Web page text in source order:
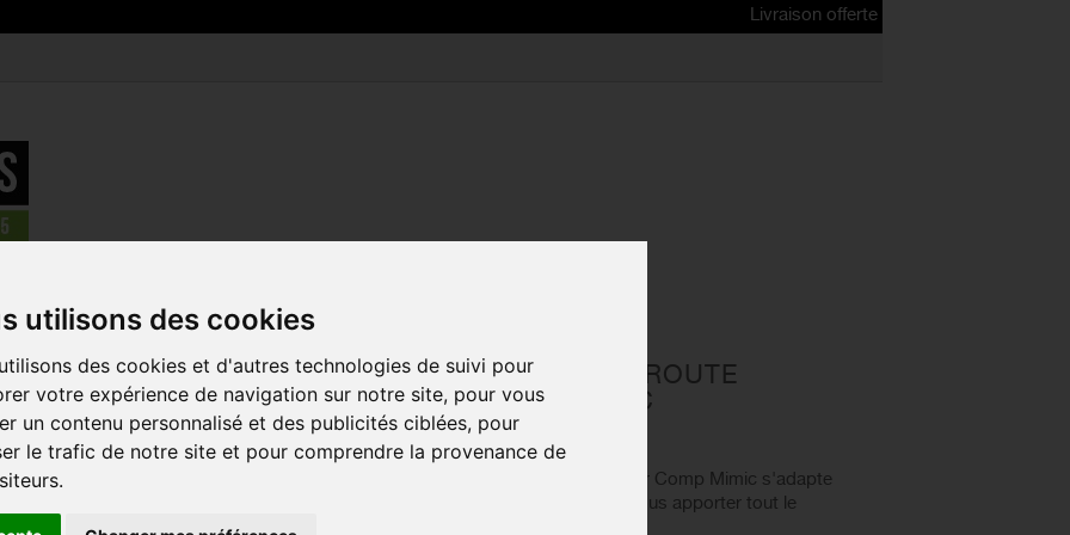
utilisons des cookies
des cookies et d'autres technologies de suivi pour
votre expérience de navigation sur notre site, pour vous
un contenu personnalisé et des publicités ciblées, pour
le trafic de notre site et pour comprendre la provenance de
Livraison offerte dès 80€ d'achat | Free delivery
Selles > SPECIALIZED selle route Power Comp Mimic
SPECIALIZED SELLE ROUTE
POWER COMP MIMIC
Référence : 27119-8303
La selle route SPECIALIZED Power Comp Mimic s'adapte
parfaitement à votre corps pour vous apporter tout le